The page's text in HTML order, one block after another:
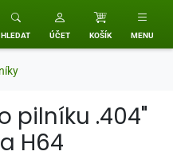
HLEDAT ÚČET KOŠÍK MENU
pilníku .404"
H64